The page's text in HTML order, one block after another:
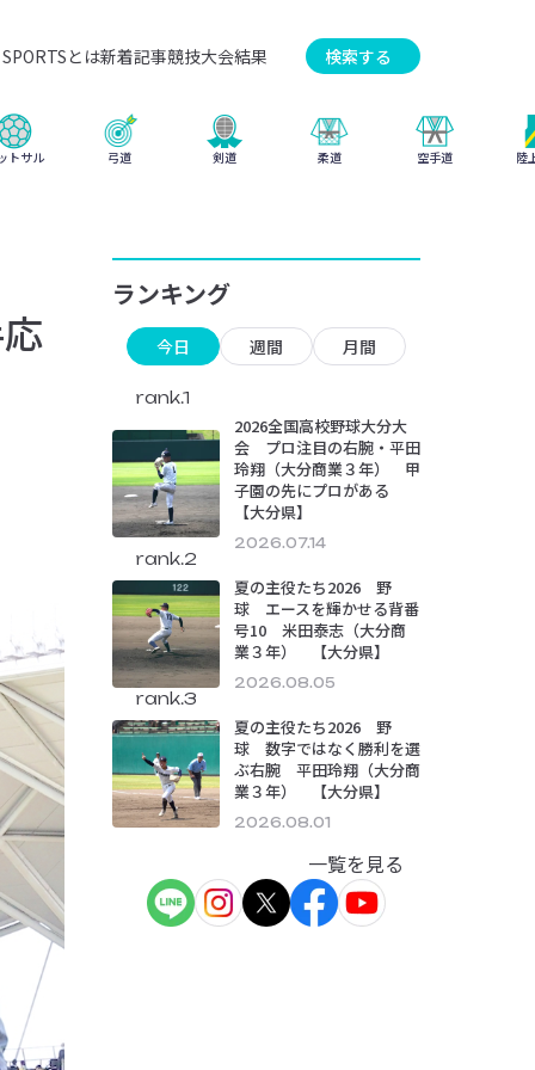
とは新着記事競技大会結果 検索する
トサル 弓道 剣道 柔道 空手道 陸
ランキング
今日 週間 月間
rank.1
2026全国高校野球大分大
会 プロ注目の右腕・平田
玲翔（大分商業３年） 甲
子園の先にプロがある
【大分県】
2026.07.14
rank.2
夏の主役たち2026 野
球 エースを輝かせる背番
号10 米田泰志（大分商
業３年） 【大分県】
2026.08.05
rank.3
夏の主役たち2026 野
球 数字ではなく勝利を選
ぶ右腕 平田玲翔（大分商
業３年） 【大分県】
2026.08.01
一覧を見る